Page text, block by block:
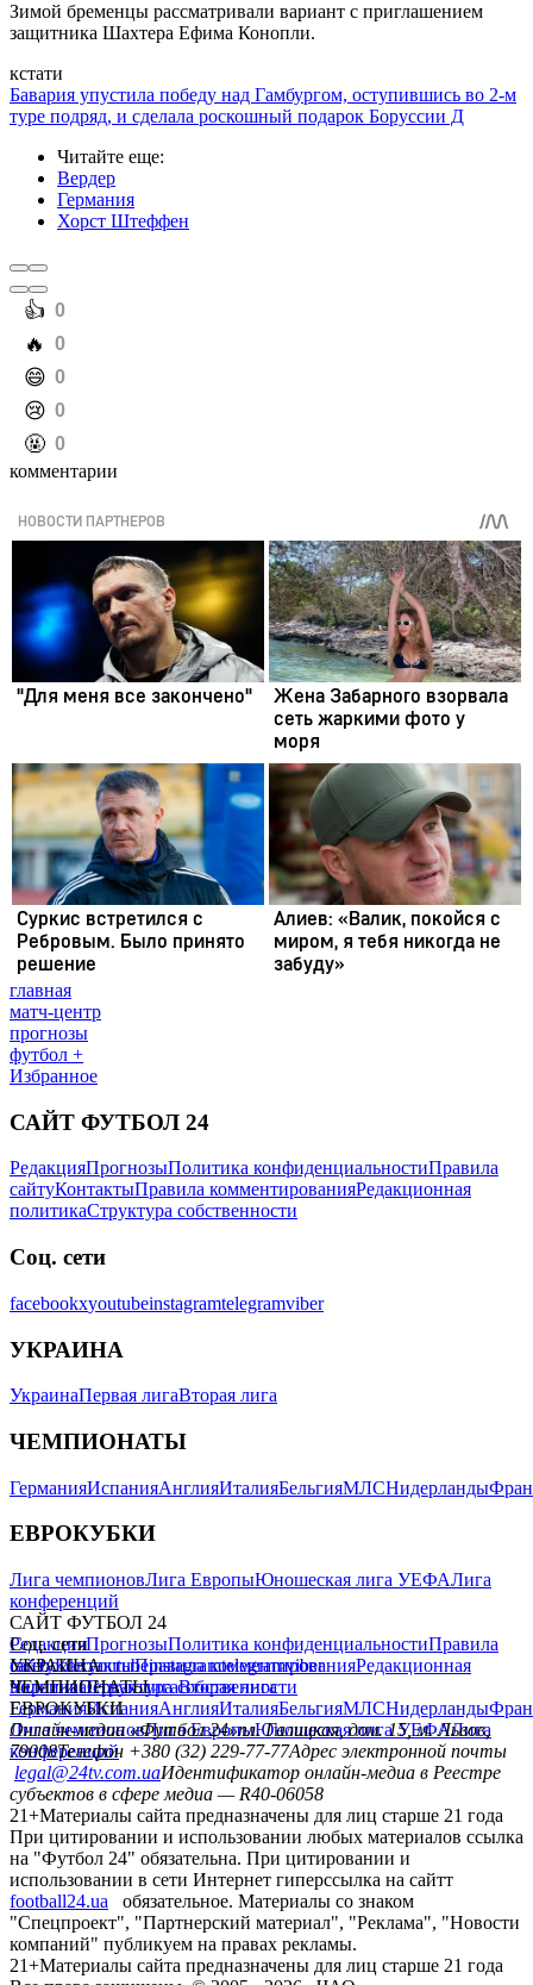
Зимой бременцы рассматривали вариант с приглашением
защитника Шахтера Ефима Конопли.
кстати
Бавария упустила победу над Гамбургом, оступившись во 2-м
туре подряд, и сделала роскошный подарок Боруссии Д
Читайте еще:
Вердер
Германия
Хорст Штеффен
️👍 0
️🔥 0
️😄 0
️😢 0
️🤬 0
комментарии
главная
матч-центр
прогнозы
футбол +
Избранное
САЙТ ФУТБОЛ 24
РедакцияПрогнозыПолитика конфиденциальностиПравила
сайтуКонтактыПравила комментированияРедакционная
политикаСтруктура собственности
Соц. сети
facebookxyoutubeinstagramtelegramviber
УКРАИНА
УкраинаПервая лигаВторая лига
ЧЕМПИОНАТЫ
ГерманияИспанияАнглияИталияБельгияМЛСНидерланды
ЕВРОКУБКИ
Лига чемпионовЛига ЕвропыЮношеская лига УЕФАЛига
конференций
САЙТ ФУТБОЛ 24
РедакцияПрогнозыПолитика конфиденциальностиПравила
сайтуКонтактыПравила комментированияРедакционная
политикаСтруктура собственности
Соц. сети
facebookxyoutubeinstagramtelegramviber
УКРАИНА
УкраинаПервая лигаВторая лига
ЧЕМПИОНАТЫ
ГерманияИспанияАнглияИталияБельгияМЛСНидерланды
ЕВРОКУБКИ
Лига чемпионовЛига ЕвропыЮношеская лига УЕФАЛига
конференций
Онлайн-медиа «Футбол 24»пл. Галицкая, дом. 15, м. Львов,
79008Телефон +380 (32) 229-77-77Адрес электронной почты
legal@24tv.com.uaИдентификатор онлайн-медиа в Реестре
субъектов в сфере медиа — R40-06058
21+Материалы сайта предназначены для лиц старше 21 года
При цитировании и использовании любых материалов ссылка
на "Футбол 24" обязательна. При цитировании и
использовании в сети Интернет гиперссылка на сайтт
football24.ua
обязательное. Материалы со знаком
"Спецпроект", "Партнерский материал", "Реклама", "Новости
компаний" публикуем на правах рекламы.
21+Материалы сайта предназначены для лиц старше 21 года